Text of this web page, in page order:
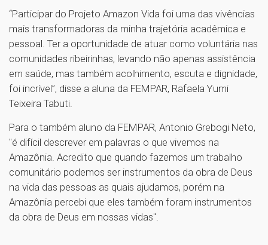
“Participar do Projeto Amazon Vida foi uma das vivências
mais transformadoras da minha trajetória acadêmica e
pessoal. Ter a oportunidade de atuar como voluntária nas
comunidades ribeirinhas, levando não apenas assistência
em saúde, mas também acolhimento, escuta e dignidade,
foi incrível”, disse a aluna da FEMPAR, Rafaela Yumi
Teixeira Tabuti.
Para o também aluno da FEMPAR, Antonio Grebogi Neto,
"é difícil descrever em palavras o que vivemos na
Amazônia. Acredito que quando fazemos um trabalho
comunitário podemos ser instrumentos da obra de Deus
na vida das pessoas as quais ajudamos, porém na
Amazônia percebi que eles também foram instrumentos
da obra de Deus em nossas vidas".